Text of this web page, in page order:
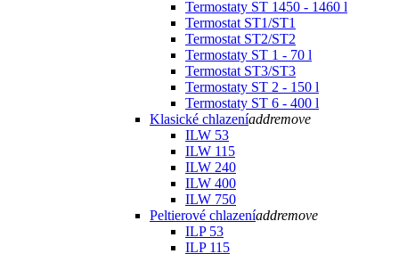
Termostaty ST 1450 - 1460 l
Termostat ST1/ST1
Termostat ST2/ST2
Termostaty ST 1 - 70 l
Termostat ST3/ST3
Termostaty ST 2 - 150 l
Termostaty ST 6 - 400 l
Klasické chlazeníaddremove
ILW 53
ILW 115
ILW 240
ILW 400
ILW 750
Peltierové chlazeníaddremove
ILP 53
ILP 115